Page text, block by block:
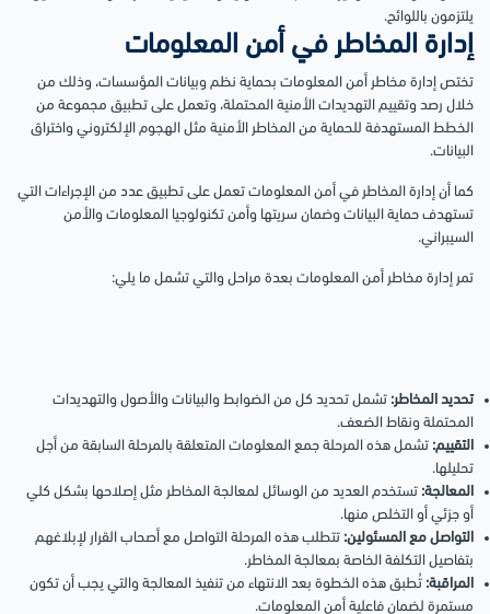
يلتزمون باللوائح.
إدارة المخاطر في أمن المعلومات
تختص إدارة مخاطر أمن المعلومات بحماية نظم وبيانات المؤسسات، وذلك من
خلال رصد وتقييم التهديدات الأمنية المحتملة، وتعمل على تطبيق مجموعة من
الخطط المستهدفة للحماية من المخاطر الأمنية مثل الهجوم الإلكتروني واختراق
البيانات.
كما أن إدارة المخاطر في أمن المعلومات تعمل على تطبيق عدد من الإجراءات التي
تستهدف حماية البيانات وضمان سريتها وأمن تكنولوجيا المعلومات والأمن
السيبراني.
تمر إدارة مخاطر أمن المعلومات بعدة مراحل والتي تشمل ما يلي:
تحديد المخاطر: تشمل تحديد كل من الضوابط والبيانات والأصول والتهديدات
المحتملة ونقاط الضعف.
التقييم: تشمل هذه المرحلة جمع المعلومات المتعلقة بالمرحلة السابقة من أجل
تحليلها.
المعالجة: تستخدم العديد من الوسائل لمعالجة المخاطر مثل إصلاحها بشكل كلي
أو جزئي أو التخلص منها.
التواصل مع المسئولين: تتطلب هذه المرحلة التواصل مع أصحاب القرار لإبلاغهم
بتفاصيل التكلفة الخاصة بمعالجة المخاطر.
المراقبة: تُطبق هذه الخطوة بعد الانتهاء من تنفيذ المعالجة والتي يجب أن تكون
مستمرة لضمان فاعلية أمن المعلومات.